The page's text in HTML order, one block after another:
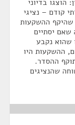
הוצגו בדיוני
קודם – נציגי
שהיקף ההשקעות
שאם יסתיים
לפי תיקון 64, כמו שהוא נקבע
ההשקעות היו
ההסדר.
שהנציגים